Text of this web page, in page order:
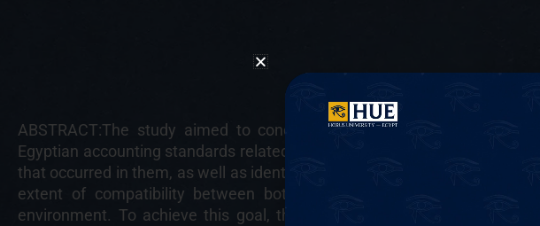
ABSTRACT:The study aimed to conduct a comparison between the
Egyptian accounting standards related to Leases, to determine the
that occurred in them, as well as identifying the development in
extent of compatibility between both issuances of accounting
environment. To achieve this goal, the International Accounting